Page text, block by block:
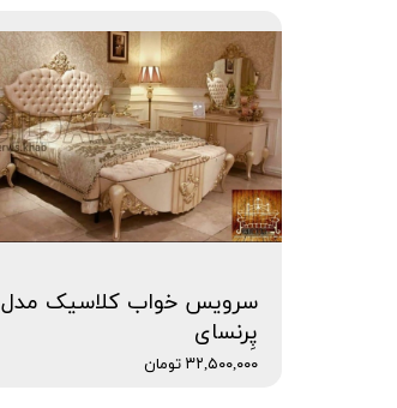
سرویس خواب کلاسیک مدل
پِرنسای
۳۲,۵۰۰,۰۰۰ تومان